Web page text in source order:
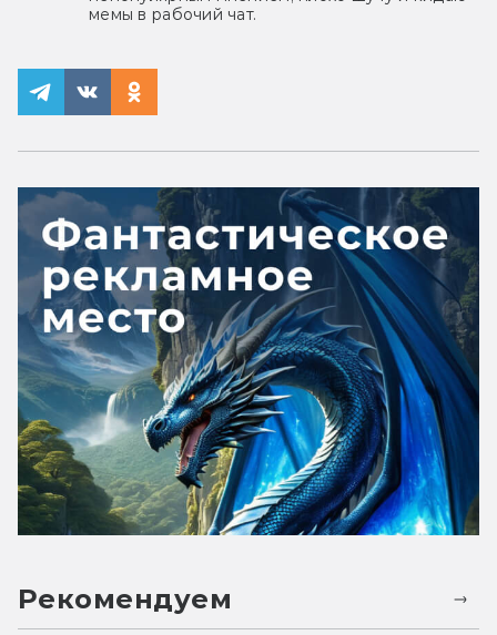
мемы в рабочий чат.
Рекомендуем